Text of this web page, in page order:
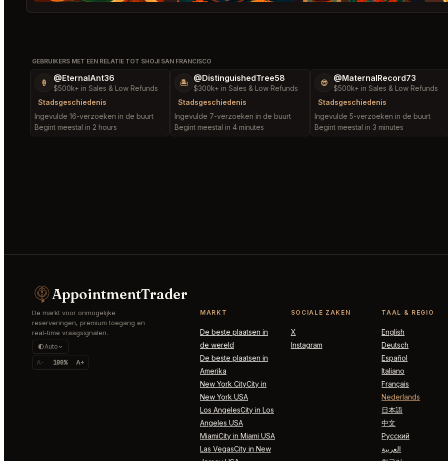
GEBRUIKERS MET EEN RELATIE TOT SHOJI SAN FRANCISCO
🍦 @EternalAnt36
$500k+ in Sales & Low Refunds
Stadsgeschiedenis
Ingevulde 16-verzoeken in de buurt
Begint meestal in 2 hours
🏝️ @DistinguishedTree58
$300k+ in Sales & Low Refunds
Stadsgeschiedenis
Ingevulde 7-verzoeken in de buurt
Begint meestal in 4 minutes
😎 @MaternalRecord73
$500k+ in Sales & Low Refunds
Stadsgeschiedenis
Ingevulde 5-verzoeken in de buurt
Begint meestal in 3 minutes
AppointmentTrader
De markt voor onmogelijke
reserveringen, premium toegang en
real-time vraagsignalen.
Auto
A- 100% A+
MARKT
De beste plaatsen in
de wereld
De beste plaatsen in
Amerika
New York CityCity in
New York USA
Los AngelesCity in Los
Angeles USA
MiamiCity in Miami USA
Las VegasCity in New
SOCIALE ZAKEN
X
Instagram
TAAL & REGIO
English
Deutsch
Español
Italiano
Français
Nederlands
日本語
中文
Русский
العربية